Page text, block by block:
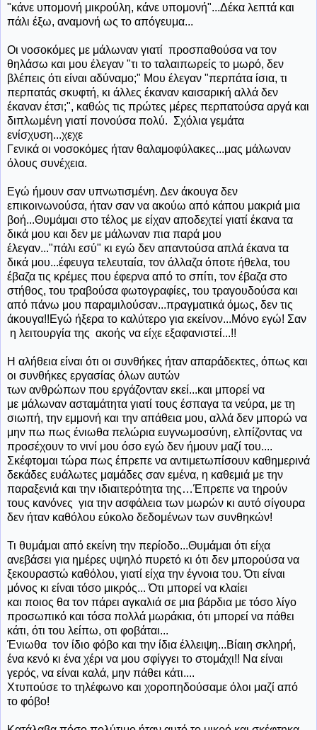
"κάνε υπομονή μικρούλη, κάνε υπομονή"...Δέκα λεπτά και
πάλι έξω, αναμονή ως το απόγευμα...
Οι νοσοκόμες με μάλωναν γιατί προσπαθούσα να τον
θηλάσω και μου έλεγαν "τι το ταλαιπωρείς το μωρό, δεν
βλέπεις ότι είναι αδύναμο;" Μου έλεγαν "περπάτα ίσια, τι
περπατάς σκυφτή, κι άλλες έκαναν καισαρική αλλά δεν
έκαναν έτσι;", καθώς τις πρώτες μέρες περπατούσα αργά και
διπλωμένη γιατί πονούσα πολύ. Σχόλια γεμάτα
ενίσχυση...χεχε
Γενικά οι νοσοκόμες ήταν θαλαμοφύλακες...μας μάλωναν
όλους συνέχεια.
Εγώ ήμουν σαν υπνωτισμένη. Δεν άκουγα δεν
επικοινωνούσα, ήταν σαν να ακούω από κάπου μακριά μια
βοή...Θυμάμαι στο τέλος με είχαν αποδεχτεί γιατί έκανα τα
δικά μου και δεν με μάλωναν πια παρά μου
έλεγαν..."πάλι εσύ" κι εγώ δεν απαντούσα απλά έκανα τα
δικά μου...έφευγα τελευταία, τον άλλαζα όποτε ήθελα, του
έβαζα τις κρέμες που έφερνα από το σπίτι, τον έβαζα στο
στήθος, του τραβούσα φωτογραφίες, του τραγουδούσα και
από πάνω μου παραμιλούσαν...πραγματικά όμως, δεν τις
άκουγα!!Εγώ ήξερα το καλύτερο για εκείνον...Μόνο εγώ! Σαν
η λειτουργία της ακοής να είχε εξαφανιστεί...!!
Η αλήθεια είναι ότι οι συνθήκες ήταν απαράδεκτες, όπως και
οι συνθήκες εργασίας όλων αυτών
των ανθρώπων που εργάζονταν εκεί...και μπορεί να
με μάλωναν ασταμάτητα γιατί τους έσπαγα τα νεύρα, με τη
σιωπή, την εμμονή και την απάθεια μου, αλλά δεν μπορώ να
μην πω πως ένιωθα πελώρια ευγνωμοσύνη, ελπίζοντας να
προσέχουν το νινί μου όσο εγώ δεν ήμουν μαζί του....
Σκέφτομαι τώρα πως έπρεπε να αντιμετωπίσουν καθημερινά
δεκάδες ευάλωτες μαμάδες σαν εμένα, η καθεμιά με την
παραξενιά και την ιδιαιτερότητα της…Έπρεπε να τηρούν
τους κανόνες για την ασφάλεια των μωρών κι αυτό σίγουρα
δεν ήταν καθόλου εύκολο δεδομένων των συνθηκών!
Τι θυμάμαι από εκείνη την περίοδο...Θυμάμαι ότι είχα
ανεβάσει για ημέρες υψηλό πυρετό κι ότι δεν μπορούσα να
ξεκουραστώ καθόλου, γιατί είχα την έγνοια του. Ότι είναι
μόνος κι είναι τόσο μικρός... Ότι μπορεί να κλαίει
και ποιος θα τον πάρει αγκαλιά σε μια βάρδια με τόσο λίγο
προσωπικό και τόσα πολλά μωράκια, ότι μπορεί να πάθει
κάτι, ότι του λείπω, οτι φοβάται...
Ένιωθα τον ίδιο φόβο και την ίδια έλλειψη...Βίαιη σκληρή,
ένα κενό κι ένα χέρι να μου σφίγγει το στομάχι!! Να είναι
γερός, να είναι καλά, μην πάθει κάτι....
Χτυπούσε το τηλέφωνο και χοροπηδούσαμε όλοι μαζί από
το φόβο!